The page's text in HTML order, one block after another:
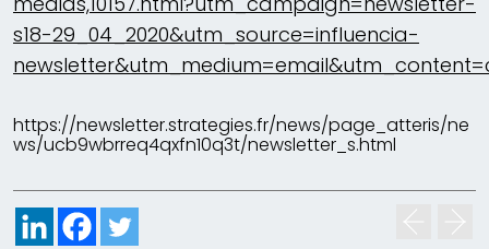
s18-29_04_2020&utm_source=influencia-
https://newsletter.strategies.fr/news/page_atteris/ne
ws/ucb9wbrreq4qxfn10q3t/newsletter_s.html